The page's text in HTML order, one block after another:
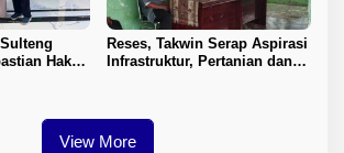
Hak
Reses, Takwin Serap Aspirasi
Infrastruktur, Pertanian dan
View More